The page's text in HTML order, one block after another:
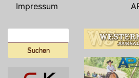
Impressum
nach: